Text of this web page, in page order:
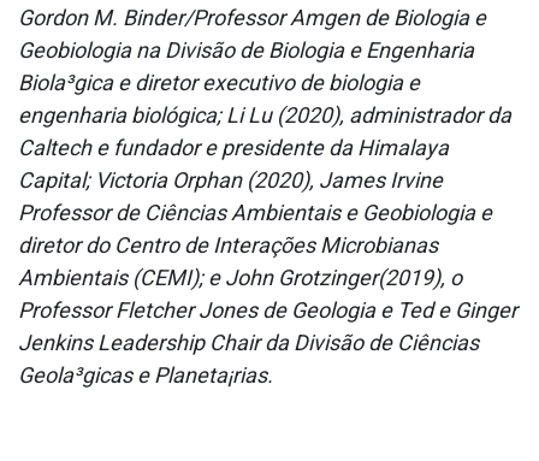
Gordon M. Binder/Professor Amgen de Biologia e
Geobiologia na Divisão de Biologia e Engenharia
Biola³gica e diretor executivo de biologia e
engenharia biológica; Li Lu (2020), administrador da
Caltech e fundador e presidente da Himalaya
Capital; Victoria Orphan (2020), James Irvine
Professor de Ciências Ambientais e Geobiologia e
diretor do Centro de Interações Microbianas
Ambientais (CEMI); e John Grotzinger(2019), o
Professor Fletcher Jones de Geologia e Ted e Ginger
Jenkins Leadership Chair da Divisão de Ciências
Geola³gicas e Planeta¡rias.